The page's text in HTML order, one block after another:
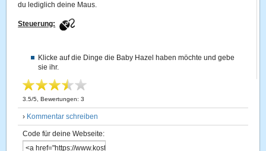
du lediglich deine Maus.
Steuerung:
Klicke auf die Dinge die Baby Hazel haben möchte und gebe
sie ihr.
3.5/5 , Bewertungen:3
› Kommentar schreiben
Code für deine Webseite: